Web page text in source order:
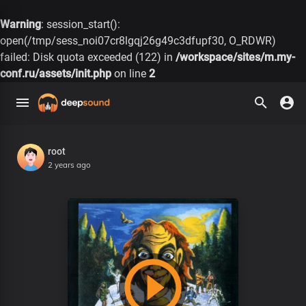
Warning: session_start():
open(/tmp/sess_noi07cr8lgqj26g49c3dfupf30, O_RDWR)
failed: Disk quota exceeded (122) in /workspace/sites/m.my-
conf.ru/assets/init.php on line 2
root
2 years ago